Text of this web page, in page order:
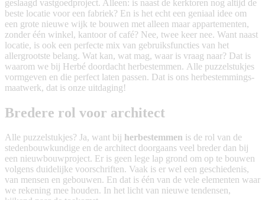
geslaagd vastgoedproject. Alleen: is naast de kerktoren nog altijd de
beste locatie voor een fabriek? En is het echt een geniaal idee om
een grote nieuwe wijk te bouwen met alleen maar appartementen,
zonder één winkel, kantoor of café? Nee, twee keer nee. Want naast
locatie, is ook een perfecte mix van gebruiksfuncties van het
allergrootste belang. Wat kan, wat mag, waar is vraag naar? Dat is
waarom we bij Herbé doordacht herbestemmen. Alle puzzelstukjes
vormgeven en die perfect laten passen. Dat is ons herbestemmings-
maatwerk, dat is onze uitdaging!
Bredere rol voor architect
Alle puzzelstukjes? Ja, want bij herbestemmen is de rol van de
stedenbouwkundige en de architect doorgaans veel breder dan bij
een nieuwbouwproject. Er is geen lege lap grond om op te bouwen
volgens duidelijke voorschriften. Vaak is er wel een geschiedenis,
van mensen en gebouwen. En dat is één van de vele elementen waar
we rekening mee houden. In het licht van nieuwe tendensen,